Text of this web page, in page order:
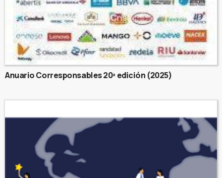
Anuario Corresponsables 20ª edición (2025)